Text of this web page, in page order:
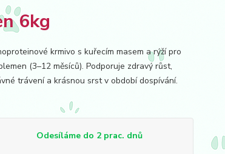
6kg
krmivo s kuřecím masem a rýží pro
(3–12 měsíců). Podporuje zdravý růst,
trávení a krásnou srst v období dospívání.
Odesíláme do 2 prac. dnů